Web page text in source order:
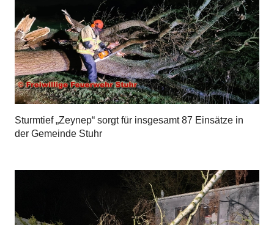
Sturmtief „Zeynep“ sorgt für insgesamt 87 Einsätze in
der Gemeinde Stuhr